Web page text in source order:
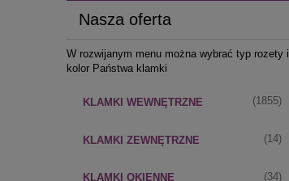
Nasza oferta
W rozwijanym menu można wybrać typ rozety i
kolor Państwa klamki
KLAMKI WEWNĘTRZNE (1855)
KLAMKI ZEWNĘTRZNE (14)
KLAMKI OKIENNE (34)